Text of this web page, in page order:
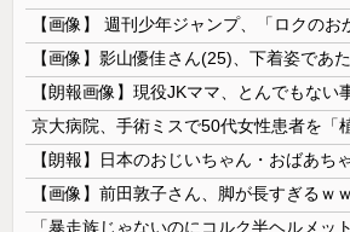
【画像】影山優佳さん(25)、下着姿であ